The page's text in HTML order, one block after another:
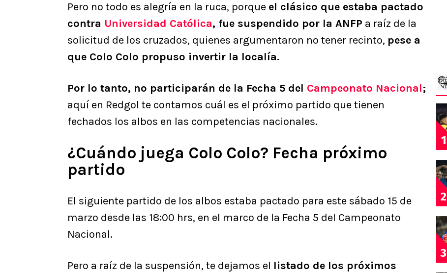
Pero no todo es alegría en la ruca, porque el clásico que estaba pactado
contra Universidad Católica, fue suspendido por la ANFP a raíz de la
solicitud de los cruzados, quienes argumentaron no tener recinto, pese a
que Colo Colo propuso invertir la localía.
Por lo tanto, no participarán de la Fecha 5 del Campeonato Nacional;
aquí en Redgol te contamos cuál es el próximo partido que tienen
fechados los albos en las competencias nacionales.
¿Cuándo juega Colo Colo? Fecha próximo
partido
El siguiente partido de los albos estaba pactado para este sábado 15 de
marzo desde las 18:00 hrs, en el marco de la Fecha 5 del Campeonato
Nacional.
Pero a raíz de la suspensión, te dejamos el listado de los próximos
1
2
3